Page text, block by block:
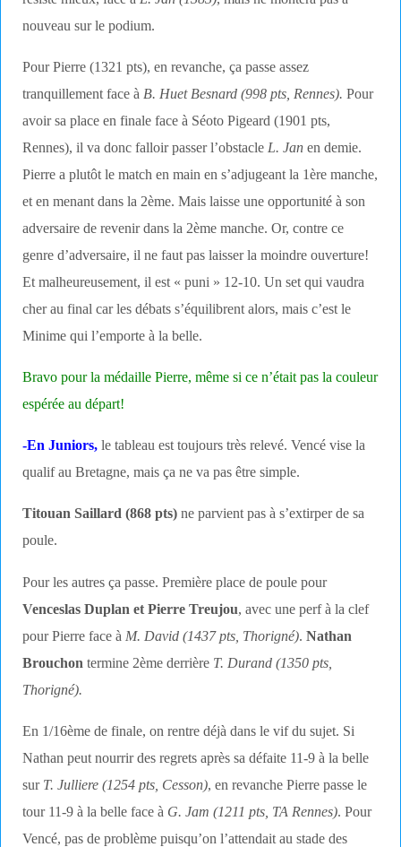
nouveau sur le podium.
Pour Pierre (1321 pts), en revanche, ça passe assez
tranquillement face àB. Huet Besnard (998 pts, Rennes).Pour
avoir sa place en finale face à Séoto Pigeard (1901 pts,
Rennes), il va donc falloir passer l’obstacleL. Jan en demie.
Pierre a plutôt le match en main en s’adjugeant la 1ère manche,
et en menant dans la 2ème. Mais laisse une opportunité à son
adversaire de revenir dans la 2ème manche. Or, contre ce
genre d’adversaire, il ne faut pas laisser la moindre ouverture!
Et malheureusement, il est « puni » 12-10. Un set qui vaudra
cher au final car les débats s’équilibrent alors, mais c’est le
Minime qui l’emporte à la belle.
Bravo pour la médaille Pierre, même si ce n’était pas la couleur
espérée au départ!
-En Juniors, le tableau est toujours très relevé. Vencé vise la
qualif au Bretagne, mais ça ne va pas être simple.
Titouan Saillard (868 pts) ne parvient pas à s’extirper de sa
poule.
Pour les autres ça passe. Première place de poule pour
Venceslas Duplan et Pierre Treujou, avec une perf à la clef
pour Pierre face àM. David (1437 pts, Thorigné).Nathan
Brouchontermine 2ème derrière T. Durand (1350 pts,
Thorigné).
En 1/16ème de finale, on rentre déjà dans le vif du sujet. Si
Nathan peut nourrir des regrets après sa défaite 11-9 à la belle
sur T. Julliere (1254 pts, Cesson), en revanche Pierre passe le
tour 11-9 à la belle face à G. Jam (1211 pts, TA Rennes). Pour
Vencé, pas de problème puisqu’on l’attendait au stade des